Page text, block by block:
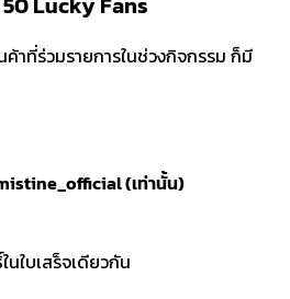
าที่ร่วมรายการในช่วงกิจกรรม ก็มี
(เท่านั้น)
ใบเสร็จเดียวกัน